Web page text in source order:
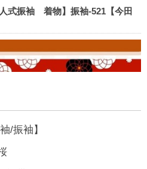
式振袖 着物】振袖-521【今田
/振袖】